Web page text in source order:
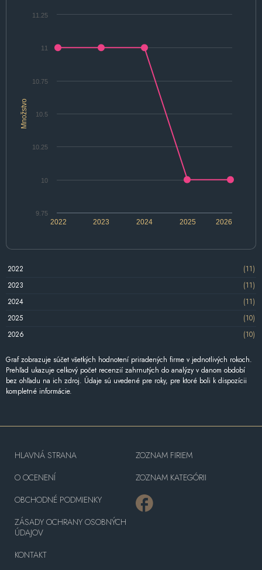
Množstvo
2025
2022 2023 2024 2026
9.75
10
10.25
10.5
10.75
11
11.25
2022
(11)
2023
(11)
2024
(11)
2025
(10)
2026
(10)
Graf zobrazuje súčet všetkých hodnotení priradených firme v jednotlivých rokoch.
Prehľad ukazuje celkový počet recenzií zahrnutých do analýzy v danom období
bez ohľadu na ich zdroj. Údaje sú uvedené pre roky, pre ktoré boli k dispozícii
kompletné informácie.
HLAVNÁ STRANA
O OCENENÍ
OBCHODNÉ PODMIENKY
ZÁSADY OCHRANY OSOBNÝCH
ÚDAJOV
KONTAKT
ZOZNAM FIRIEM
ZOZNAM KATEGÓRII